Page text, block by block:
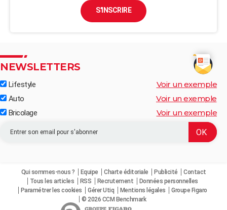
S'INSCRIRE
NEWSLETTERS
Lifestyle Voir un exemple
Auto Voir un exemple
Bricolage Voir un exemple
Qui sommes-nous ? Equipe Charte éditoriale Publicité
Contact
Tous les articles
RSS Recrutement
Données personnelles
Paramétrer les cookies
Gérer Utiq Mentions légales
Groupe Figaro
© 2026 CCM Benchmark